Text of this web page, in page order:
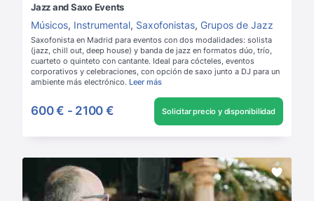
Jazz and Saxo Events
Músicos, Instrumental, Saxofonistas, Grupos de Jazz
Saxofonista en Madrid para eventos con dos modalidades: solista
(jazz, chill out, deep house) y banda de jazz en formatos dúo, trío,
cuarteto o quinteto con cantante. Ideal para cócteles, eventos
corporativos y celebraciones, con opción de saxo junto a DJ para un
ambiente más electrónico. Leer más
600 € - 2100 € Solicitar precio y disponibilidad